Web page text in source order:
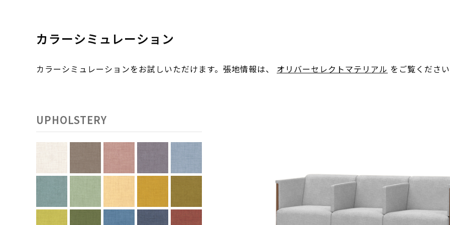
カラーシミュレーション
カラーシミュレーションをお試しいただけます。張地情報は、 オリバーセレクトマテリアル をご覧くださ
UPHOLSTERY